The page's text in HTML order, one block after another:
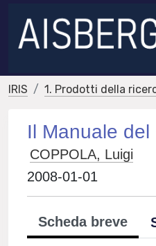
IRIS 1. Prodotti della
Il Manuale
COPPOLA, Luigi
2008-01-01
Scheda breve